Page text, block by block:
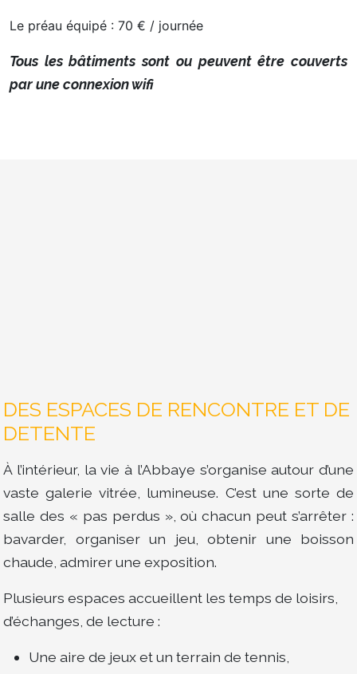
Le préau équipé : 70 € / journée
Tous les bâtiments sont ou peuvent être couverts
par une connexion wifi
DES ESPACES DE RENCONTRE ET DE
DETENTE
À l’intérieur, la vie à l’Abbaye s’organise autour d’une
vaste galerie vitrée, lumineuse. C’est une sorte de
salle des « pas perdus », où chacun peut s’arrêter :
bavarder, organiser un jeu, obtenir une boisson
chaude, admirer une exposition.
Plusieurs espaces accueillent les temps de loisirs,
d’échanges, de lecture :
Une aire de jeux et un terrain de tennis,